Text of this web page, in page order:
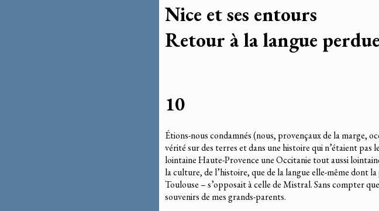
Nice et ses entours
Retour à la langue perdue
10
Étions-nous condamnés (nous, provençaux de la marge,
vérité sur des terres et dans une histoire qui n’étaient pas
lointaine Haute-Provence une Occitanie tout aussi
la culture, de l’histoire, que de la langue elle-même dont
Toulouse – s’opposait à celle de Mistral. Sans compter
souvenirs de mes grands-parents.